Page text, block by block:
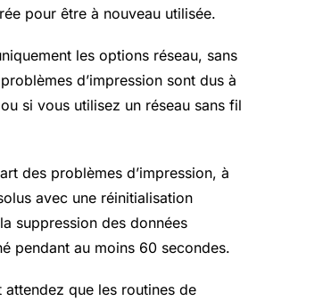
pour être à nouveau utilisée.
les options réseau, sans
d’impression sont dus à
si vous utilisez un réseau sans fil
des problèmes d’impression, à
avec une réinitialisation
suppression des données
pendant au moins 60 secondes.
attendez que les routines de